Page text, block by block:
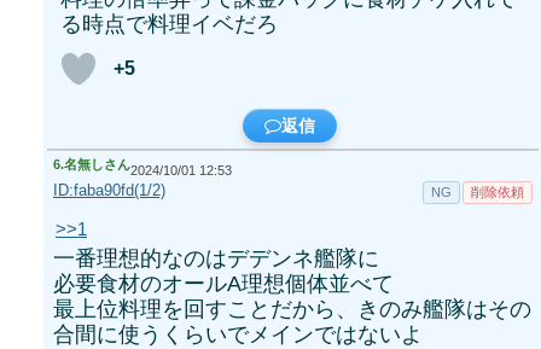
る時点で料理イベだろ
+5
返信
6.名無しさん2024/10/01 12:53
ID:faba90fd(1/2) NG 削除依頼
>>1
一番理想的なのはデデンネ艦隊に
必要食材のオールA理想個体並べて
最上位料理を回すことだから、きのみ艦隊はその
合間に使うくらいでメインではないよ